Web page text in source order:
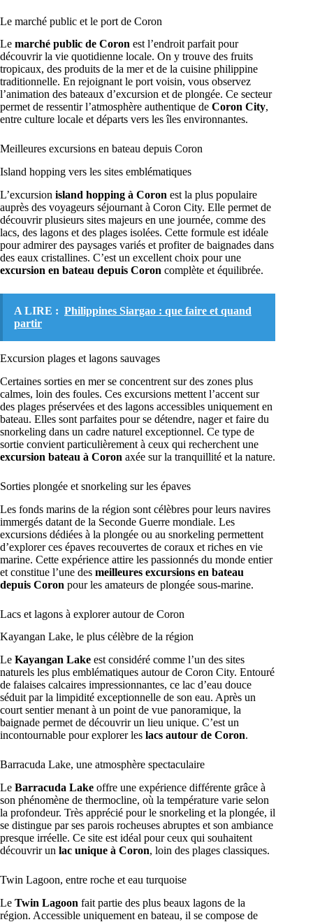
Le marché public et le port de Coron
Le marché public de Coron est l’endroit parfait pour
découvrir la vie quotidienne locale. On y trouve des fruits
tropicaux, des produits de la mer et de la cuisine philippine
traditionnelle. En rejoignant le port voisin, vous observez
l’animation des bateaux d’excursion et de plongée. Ce secteur
permet de ressentir l’atmosphère authentique de Coron City,
entre culture locale et départs vers les îles environnantes.
Meilleures excursions en bateau depuis Coron
Island hopping vers les sites emblématiques
L’excursion island hopping à Coron est la plus populaire
auprès des voyageurs séjournant à Coron City. Elle permet de
découvrir plusieurs sites majeurs en une journée, comme des
lacs, des lagons et des plages isolées. Cette formule est idéale
pour admirer des paysages variés et profiter de baignades dans
des eaux cristallines. C’est un excellent choix pour une
excursion en bateau depuis Coron complète et équilibrée.
A LIRE : Philippines Siargao : que faire et quand
partir
Excursion plages et lagons sauvages
Certaines sorties en mer se concentrent sur des zones plus
calmes, loin des foules. Ces excursions mettent l’accent sur
des plages préservées et des lagons accessibles uniquement en
bateau. Elles sont parfaites pour se détendre, nager et faire du
snorkeling dans un cadre naturel exceptionnel. Ce type de
sortie convient particulièrement à ceux qui recherchent une
excursion bateau à Coron axée sur la tranquillité et la nature.
Sorties plongée et snorkeling sur les épaves
Les fonds marins de la région sont célèbres pour leurs navires
immergés datant de la Seconde Guerre mondiale. Les
excursions dédiées à la plongée ou au snorkeling permettent
d’explorer ces épaves recouvertes de coraux et riches en vie
marine. Cette expérience attire les passionnés du monde entier
et constitue l’une des meilleures excursions en bateau
depuis Coron pour les amateurs de plongée sous-marine.
Lacs et lagons à explorer autour de Coron
Kayangan Lake, le plus célèbre de la région
Le Kayangan Lake est considéré comme l’un des sites
naturels les plus emblématiques autour de Coron City. Entouré
de falaises calcaires impressionnantes, ce lac d’eau douce
séduit par la limpidité exceptionnelle de son eau. Après un
court sentier menant à un point de vue panoramique, la
baignade permet de découvrir un lieu unique. C’est un
incontournable pour explorer les lacs autour de Coron.
Barracuda Lake, une atmosphère spectaculaire
Le Barracuda Lake offre une expérience différente grâce à
son phénomène de thermocline, où la température varie selon
la profondeur. Très apprécié pour le snorkeling et la plongée, il
se distingue par ses parois rocheuses abruptes et son ambiance
presque irréelle. Ce site est idéal pour ceux qui souhaitent
découvrir un lac unique à Coron, loin des plages classiques.
Twin Lagoon, entre roche et eau turquoise
Le Twin Lagoon fait partie des plus beaux lagons de la
région. Accessible uniquement en bateau, il se compose de